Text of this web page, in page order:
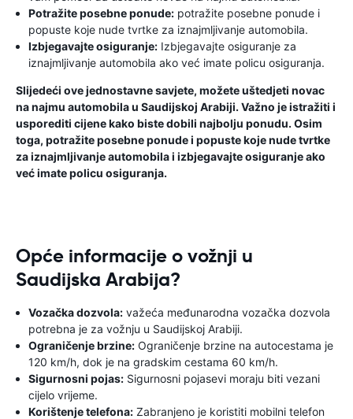
Potražite posebne ponude: potražite posebne ponude i
popuste koje nude tvrtke za iznajmljivanje automobila.
Izbjegavajte osiguranje: Izbjegavajte osiguranje za
iznajmljivanje automobila ako već imate policu osiguranja.
Slijedeći ove jednostavne savjete, možete uštedjeti novac
na najmu automobila u Saudijskoj Arabiji. Važno je istražiti i
usporediti cijene kako biste dobili najbolju ponudu. Osim
toga, potražite posebne ponude i popuste koje nude tvrtke
za iznajmljivanje automobila i izbjegavajte osiguranje ako
već imate policu osiguranja.
Opće informacije o vožnji u
Saudijska Arabija?
Vozačka dozvola: važeća međunarodna vozačka dozvola
potrebna je za vožnju u Saudijskoj Arabiji.
Ograničenje brzine: Ograničenje brzine na autocestama je
120 km/h, dok je na gradskim cestama 60 km/h.
Sigurnosni pojas: Sigurnosni pojasevi moraju biti vezani
cijelo vrijeme.
Korištenje telefona: Zabranjeno je koristiti mobilni telefon